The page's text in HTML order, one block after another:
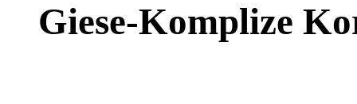
Giese-Komplize